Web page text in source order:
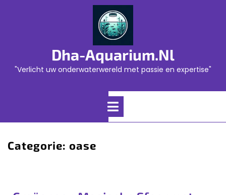
Dha-Aquarium.nl
"Verlicht uw onderwaterwereld met passie en expertise"
Open
Categorie: oase